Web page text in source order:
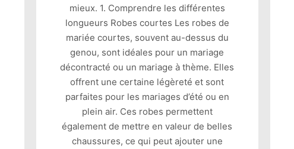
mieux. 1. Comprendre les différentes
longueurs Robes courtes Les robes de
mariée courtes, souvent au-dessus du
genou, sont idéales pour un mariage
décontracté ou un mariage à thème. Elles
offrent une certaine légèreté et sont
parfaites pour les mariages d’été ou en
plein air. Ces robes permettent
également de mettre en valeur de belles
chaussures, ce qui peut ajouter une